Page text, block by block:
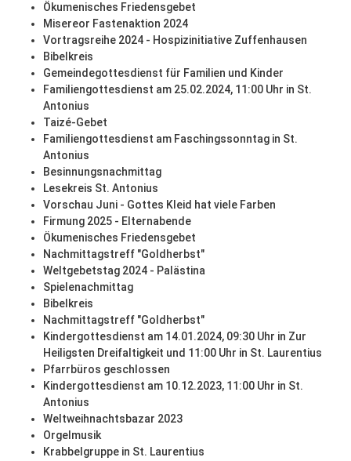
Ökumenisches Friedensgebet
Misereor Fastenaktion 2024
Vortragsreihe 2024 - Hospizinitiative Zuffenhausen
Bibelkreis
Gemeindegottesdienst für Familien und Kinder
Familiengottesdienst am 25.02.2024, 11:00 Uhr in St.
Antonius
Taizé-Gebet
Familiengottesdienst am Faschingssonntag in St.
Antonius
Besinnungsnachmittag
Lesekreis St. Antonius
Vorschau Juni - Gottes Kleid hat viele Farben
Firmung 2025 - Elternabende
Ökumenisches Friedensgebet
Nachmittagstreff "Goldherbst"
Weltgebetstag 2024 - Palästina
Spielenachmittag
Bibelkreis
Nachmittagstreff "Goldherbst"
Kindergottesdienst am 14.01.2024, 09:30 Uhr in Zur
Heiligsten Dreifaltigkeit und 11:00 Uhr in St. Laurentius
Pfarrbüros geschlossen
Kindergottesdienst am 10.12.2023, 11:00 Uhr in St.
Antonius
Weltweihnachtsbazar 2023
Orgelmusik
Krabbelgruppe in St. Laurentius